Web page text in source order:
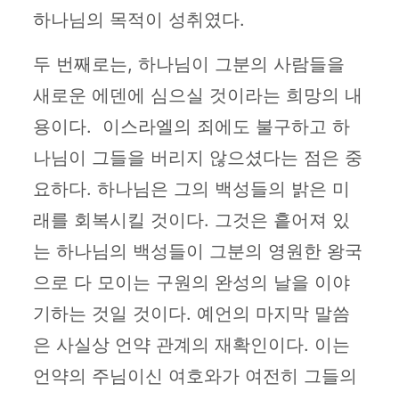
하나님의 목적이 성취였다.
두 번째로는, 하나님이 그분의 사람들을
새로운 에덴에 심으실 것이라는 희망의 내
용이다. 이스라엘의 죄에도 불구하고 하
나님이 그들을 버리지 않으셨다는 점은 중
요하다. 하나님은 그의 백성들의 밝은 미
래를 회복시킬 것이다. 그것은 흩어져 있
는 하나님의 백성들이 그분의 영원한 왕국
으로 다 모이는 구원의 완성의 날을 이야
기하는 것일 것이다. 예언의 마지막 말씀
은 사실상 언약 관계의 재확인이다. 이는
언약의 주님이신 여호와가 여전히 그들의